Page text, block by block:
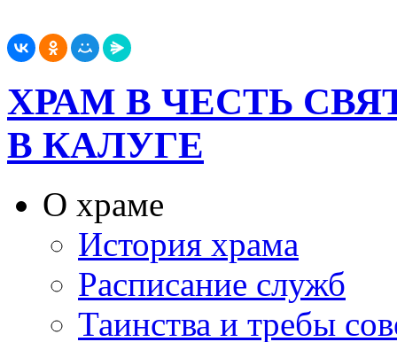
ХРАМ В ЧЕСТЬ
В КАЛУГЕ
О храме
История храма
Расписание служб
Таинства и требы